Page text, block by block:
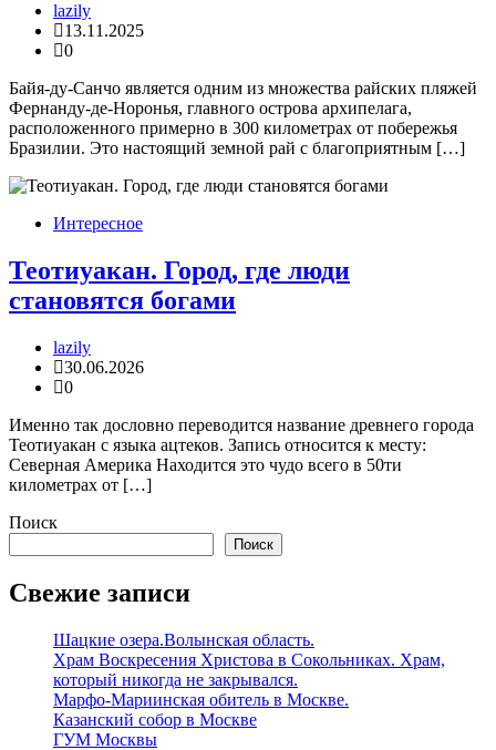
lazily
13.11.2025
0
Байя-ду-Санчо является одним из множества райских пляжей
Фернанду-де-Норонья, главного острова архипелага,
расположенного примерно в 300 километрах от побережья
Бразилии. Это настоящий земной рай с благоприятным […]
Интересное
Теотиуакан. Город, где люди
становятся богами
lazily
30.06.2026
0
Именно так дословно переводится название древнего города
Теотиуакан с языка ацтеков. Запись относится к месту:
Северная Америка Находится это чудо всего в 50ти
километрах от […]
Поиск
Поиск
Свежие записи
Шацкие озера.Волынская область.
Храм Воскресения Христова в Сокольниках. Храм,
который никогда не закрывался.
Марфо-Мариинская обитель в Москве.
Казанский собор в Москве
ГУМ Москвы